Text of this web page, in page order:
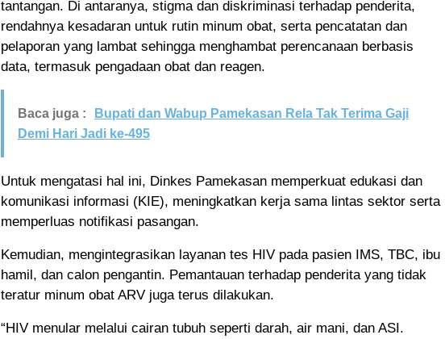
tantangan. Di antaranya, stigma dan diskriminasi terhadap penderita,
rendahnya kesadaran untuk rutin minum obat, serta pencatatan dan
pelaporan yang lambat sehingga menghambat perencanaan berbasis
data, termasuk pengadaan obat dan reagen.
Baca juga :
Bupati dan Wabup Pamekasan Rela Tak Terima Gaji
Demi Hari Jadi ke-495
Untuk mengatasi hal ini, Dinkes Pamekasan memperkuat edukasi dan
komunikasi informasi (KIE), meningkatkan kerja sama lintas sektor serta
memperluas notifikasi pasangan.
Kemudian, mengintegrasikan layanan tes HIV pada pasien IMS, TBC, ibu
hamil, dan calon pengantin. Pemantauan terhadap penderita yang tidak
teratur minum obat ARV juga terus dilakukan.
“HIV menular melalui cairan tubuh seperti darah, air mani, dan ASI.